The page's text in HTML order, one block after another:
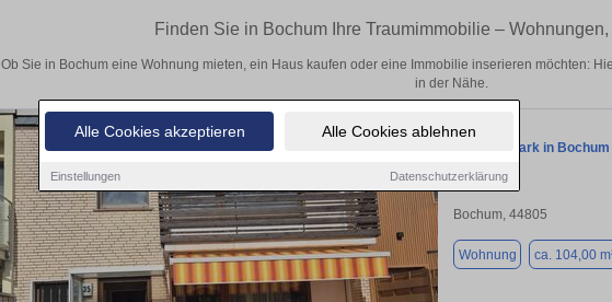
Alle Cookies akzeptieren Alle Cookies ablehnen
Einstellungen Datenschutzerklärung
Finden Sie in Bochum Ihre Traumimmobilie –
Ob Sie in Bochum eine Wohnung mieten, ein Haus kaufen oder eine Immobilie inserieren möchten:
in der Nähe.
RMH am Park in Bochum
Bochum, 44805
Wohnung ca. 104,00